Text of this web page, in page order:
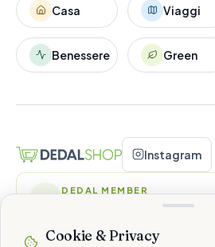
Casa Viaggi
Benessere Green
Instagram
🌿 DEDAL MEMBER
Più che uno shop — una comunità.
INFORMAZIONI
Cookie & Privacy